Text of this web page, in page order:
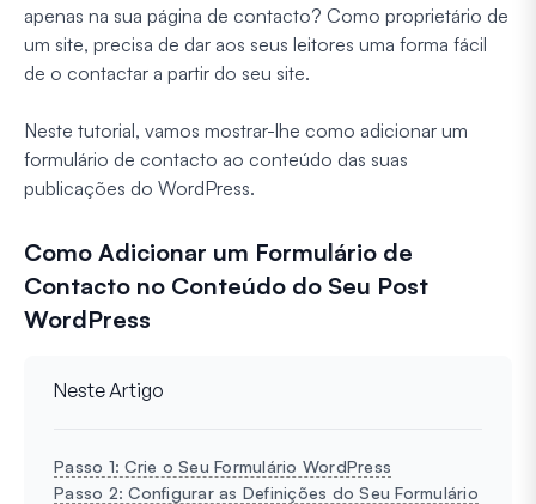
apenas na sua página de contacto? Como proprietário de
um site, precisa de dar aos seus leitores uma forma fácil
de o contactar a partir do seu site.
Neste tutorial, vamos mostrar-lhe como adicionar um
formulário de contacto ao conteúdo das suas
publicações do WordPress.
Como Adicionar um Formulário de
Contacto no Conteúdo do Seu Post
WordPress
Neste Artigo
Passo 1: Crie o Seu Formulário WordPress
Passo 2: Configurar as Definições do Seu Formulário